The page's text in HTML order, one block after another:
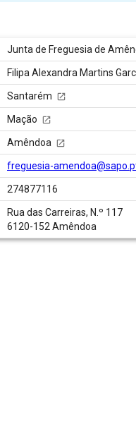
Junta de Freguesia de
Filipa Alexandra Martins
Santarém
Mação
Amêndoa
freguesia-
274877116
Rua das Carreiras, N.º 117
6120-152 Amêndoa